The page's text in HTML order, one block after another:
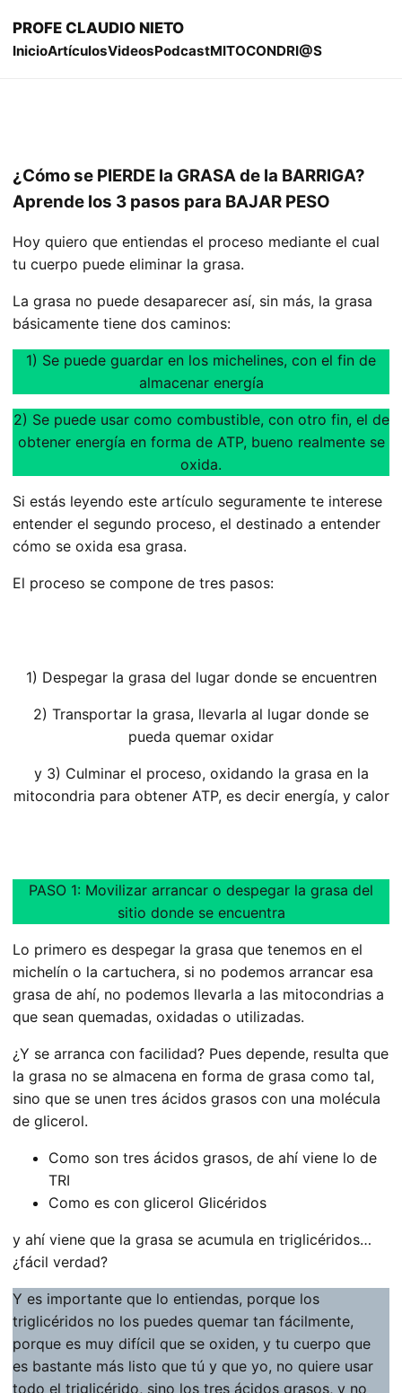
PROFE CLAUDIO NIETO
InicioArtículosVideosPodcastMITOCONDRI@S
¿Cómo se PIERDE la GRASA de la BARRIGA?
Aprende los 3 pasos para BAJAR PESO
Hoy quiero que entiendas el proceso mediante el cual
tu cuerpo puede eliminar la grasa.
La grasa no puede desaparecer así, sin más, la grasa
básicamente tiene dos caminos:
1) Se puede guardar en los michelines, con el fin de
almacenar energía
2) Se puede usar como combustible, con otro fin, el de
obtener energía en forma de ATP, bueno realmente se
oxida.
Si estás leyendo este artículo seguramente te interese
entender el segundo proceso, el destinado a entender
cómo se oxida esa grasa.
El proceso se compone de tres pasos:
1) Despegar la grasa del lugar donde se encuentren
2) Transportar la grasa, llevarla al lugar donde se
pueda quemar oxidar
y 3) Culminar el proceso, oxidando la grasa en la
mitocondria para obtener ATP, es decir energía, y calor
PASO 1: Movilizar arrancar o despegar la grasa del
sitio donde se encuentra
Lo primero es despegar la grasa que tenemos en el
michelín o la cartuchera, si no podemos arrancar esa
grasa de ahí, no podemos llevarla a las mitocondrias a
que sean quemadas, oxidadas o utilizadas.
¿Y se arranca con facilidad? Pues depende, resulta que
la grasa no se almacena en forma de grasa como tal,
sino que se unen tres ácidos grasos con una molécula
de glicerol.
Como son tres ácidos grasos, de ahí viene lo de
TRI
Como es con glicerol Glicéridos
y ahí viene que la grasa se acumula en triglicéridos…
¿fácil verdad?
Y es importante que lo entiendas, porque los
triglicéridos no los puedes quemar tan fácilmente,
porque es muy difícil que se oxiden, y tu cuerpo que
es bastante más listo que tú y que yo, no quiere usar
todo el triglicérido, sino los tres ácidos grasos, y no